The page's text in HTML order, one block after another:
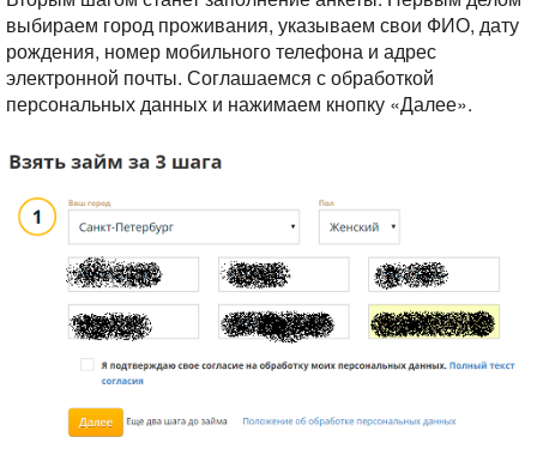
выбираем город проживания, указываем свои ФИО, дату
рождения, номер мобильного телефона и адрес
электронной почты. Соглашаемся с обработкой
персональных данных и нажимаем кнопку «Далее».